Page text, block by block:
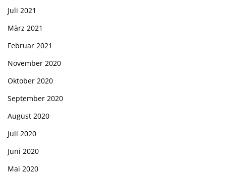
Juli 2021
März 2021
Februar 2021
November 2020
Oktober 2020
September 2020
August 2020
Juli 2020
Juni 2020
Mai 2020